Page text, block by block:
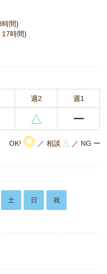
時間)
時間)
週2 週1
△ ー
OK! ◎ ／ 相談 △ ／ NG ー
土 日 祝